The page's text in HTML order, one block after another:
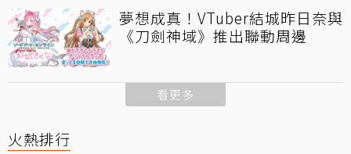
夢想成真！VTuber結城昨日奈與
《刀劍神域》推出聯動周邊
看更多
火熱排行